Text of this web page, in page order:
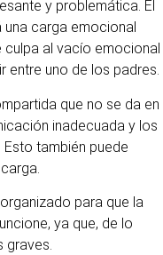
y problemática. El
carga emocional
al vacío emocional
entre uno de los padres.
que no se da en
inadecuada y los
también puede
para que la
ya que, de lo
graves.